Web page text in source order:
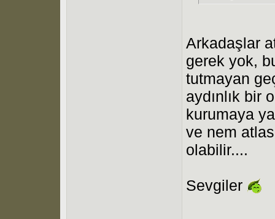
Arkadaşlar
gerek yok,
tutmayan
aydınlık bir
kurumaya
ve nem
olabilir....
Sevgiler